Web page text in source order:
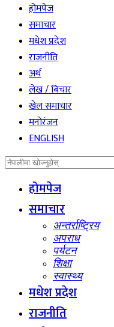
होमपेज
समाचार
मधेश प्रदेश
राजनीति
अर्थ
लेख / बिचार
खेल समाचार
मनोरंजन
ENGLISH
होमपेज
समाचार
अन्तर्राष्ट्रिय
अपराध
पर्यटन
शिक्षा
स्वास्थ्य
मधेश प्रदेश
राजनीति